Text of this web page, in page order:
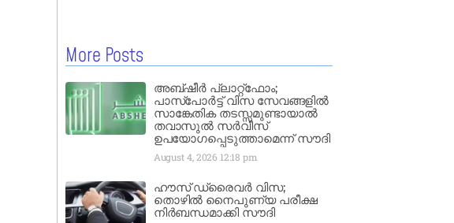
More Posts
അബ്ഷീർ പ്ലാറ്റ്‌ഫോം;
പാസ്‌പോർട്ട് വിസ സേവങ്ങളിൽ
സാങ്കേതിക തടസ്സമുണ്ടായാൽ
തവാസുൽ സർവീസ്
ഉപയോഗപ്പെടുത്താമെന്ന് സൗദി
August 4, 2026 12:18 pm
ഹൗസ് ഡ്രൈവർ വിസ;
തൊഴിൽ നൈപുണ്യ പരീക്ഷ
നിർബന്ധമാക്കി സൗദി